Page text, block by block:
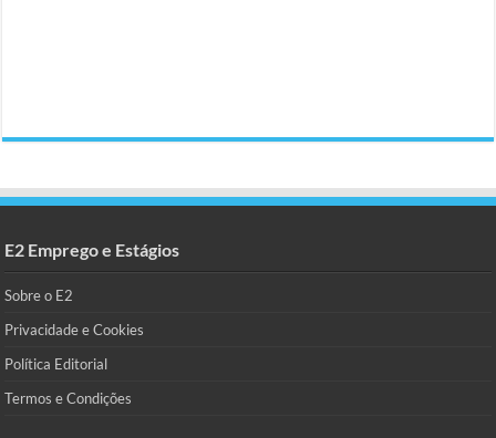
E2 Emprego e Estágios
Sobre o E2
Privacidade e Cookies
Política Editorial
Termos e Condições